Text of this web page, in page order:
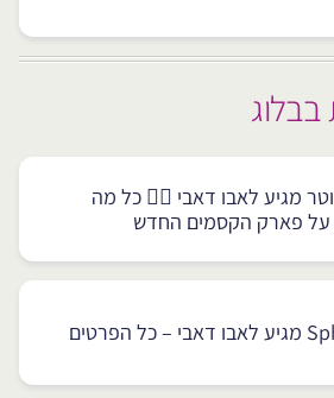
מגיע לאבו דאבי 🧙‍♂️ כל מה
על פארק הקסמים החדש